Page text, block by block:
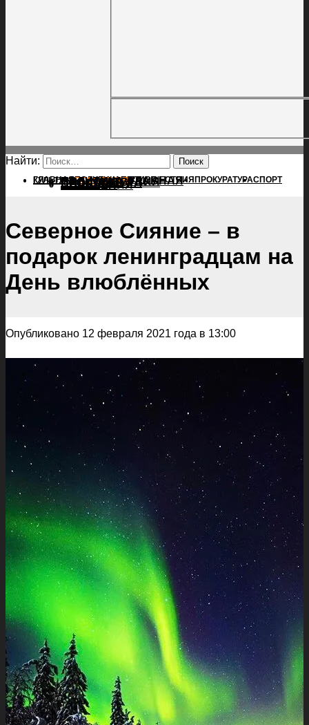
Найти:
ГЛАВНАЯПОЛИТИКАПРОИСШЕСТВИЯ ПРОКУРАТУРАСПОРТ
КУЛЬТУРАПОСЕЛЕНИЯГЛАВНАЯ
ПОЛИТИКА
ПРОИСШЕСТВИЯ
ПРОКУРАТУРА
СПОРТ
КУЛЬТУРА
ПОСЕЛЕНИЯ
Северное Сияние – в
подарок ленинградцам на
День влюблённых
Опубликовано 12 февраля 2021 года в 13:00